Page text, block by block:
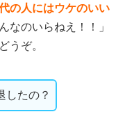
の人にはウケのいい
なのいらねえ！！」
うぞ。
したの？